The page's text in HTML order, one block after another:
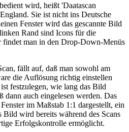
wird, heißt 'Daatascan
Sie ist nicht ins Deutsche
Fenster wird das gescannte Bild
Rand sind Icons für die
findet man in den Drop-Down-Menüs
fällt auf, daß man sowohl am
die Auflösung richtig einstellen
festzulegen, wie lang das Bild
dann auch eingelesen werden. Das
im Maßstab 1:1 dargestellt, ein
wird bereits während des Scans
Erfolgskontrolle ermöglicht.